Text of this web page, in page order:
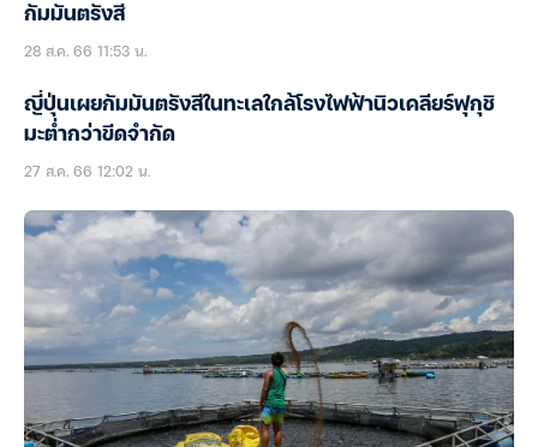
กัมมันตรังสี
28 ส.ค. 66 11:53 น.
ญี่ปุ่นเผยกัมมันตรังสีในทะเลใกล้โรงไฟฟ้านิวเคลียร์ฟุกุชิ
มะต่ำกว่าขีดจำกัด
27 ส.ค. 66 12:02 น.